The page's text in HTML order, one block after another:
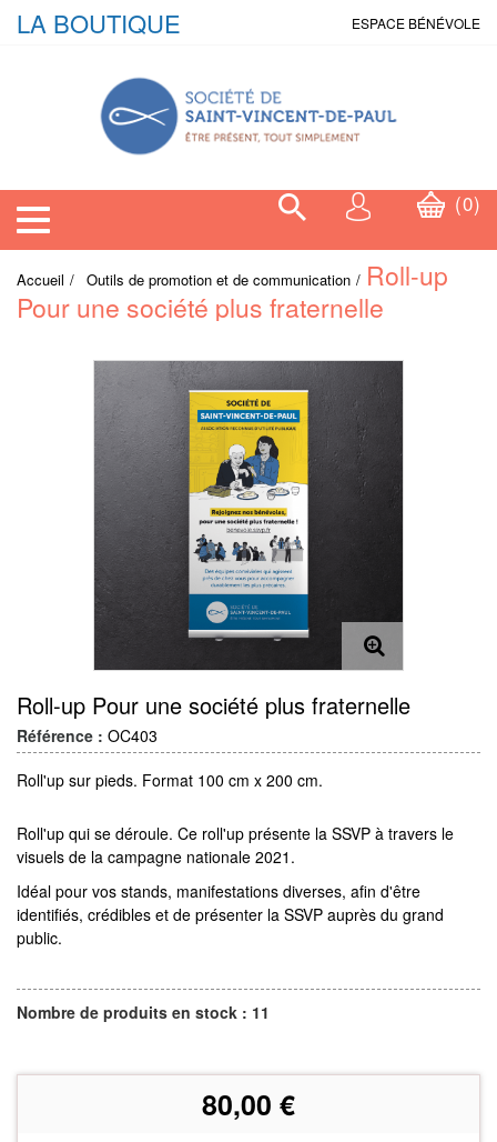
LA BOUTIQUE ESPACE BÉNÉVOLE
0
Toggle navigation
Accueil Outils de promotion et de communication
Roll-up
Pour une société plus fraternelle
Roll-up Pour une société plus fraternelle
Référence : OC403
Roll'up sur pieds. Format 100 cm x 200 cm.
Roll'up qui se déroule. Ce roll'up présente la SSVP à travers le
visuels de la campagne nationale 2021.
Idéal pour vos stands, manifestations diverses, afin d'être
identifiés, crédibles et de présenter la SSVP auprès du grand
public.
Nombre de produits en stock : 11
80,00 €